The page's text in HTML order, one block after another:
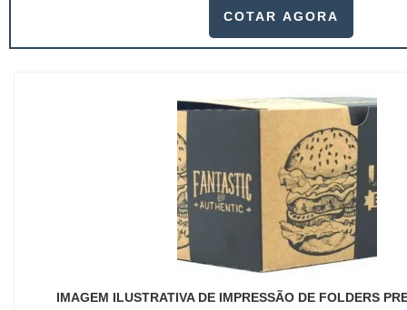
papel de destaque muito abrangente, pois este item,
COTAR AGORA
IMAGEM ILUSTRATIVA DE IMPRESSÃO DE FOLDERS